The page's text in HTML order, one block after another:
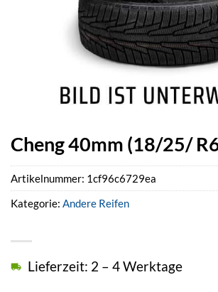
Cheng 40mm (18/25/
Lieferzeit: 2 – 4 Werktage
Artikelnummer: 1cf96c6729ea
Kategorie: Andere Reifen